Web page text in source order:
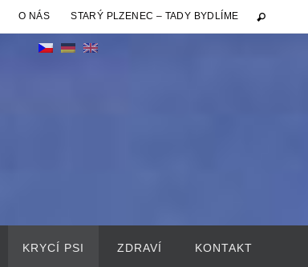
O NÁS STARÝ PLZENEC – TADY BYDLÍME
KRYCÍ PSI ZDRAVÍ KONTAKT